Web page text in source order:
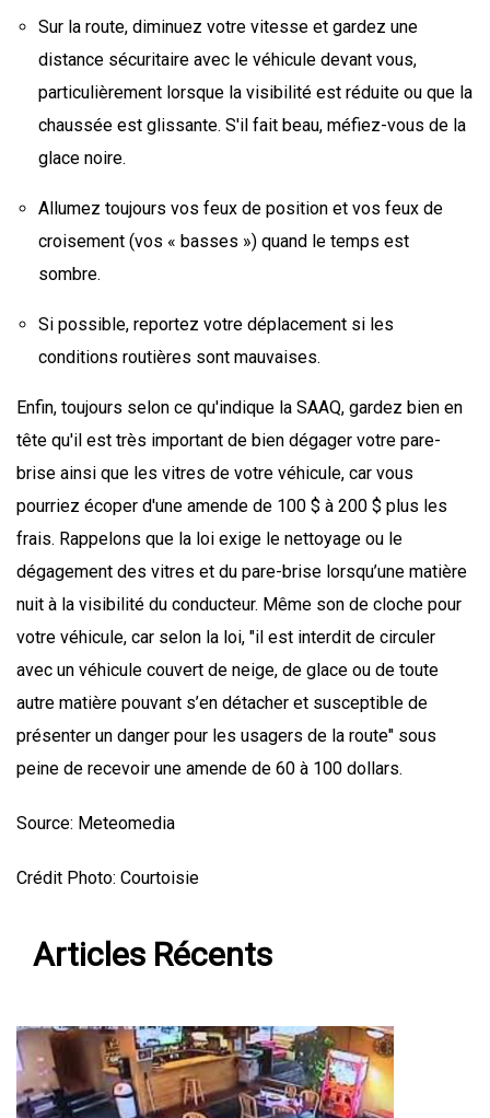
Sur la route, diminuez votre vitesse et gardez une
distance sécuritaire avec le véhicule devant vous,
particulièrement lorsque la visibilité est réduite ou que la
chaussée est glissante. S'il fait beau, méfiez-vous de la
glace noire.
Allumez toujours vos feux de position et vos feux de
croisement (vos « basses ») quand le temps est
sombre.
Si possible, reportez votre déplacement si les
conditions routières sont mauvaises.
Enfin, toujours selon ce qu'indique la SAAQ, gardez bien en
tête qu'il est très important de bien dégager votre pare-
brise ainsi que les vitres de votre véhicule, car vous
pourriez écoper d'une amende de 100 $ à 200 $ plus les
frais. Rappelons que la loi exige le nettoyage ou le
dégagement des vitres et du pare-brise lorsqu’une matière
nuit à la visibilité du conducteur. Même son de cloche pour
votre véhicule, car selon la loi, "il est interdit de circuler
avec un véhicule couvert de neige, de glace ou de toute
autre matière pouvant s’en détacher et susceptible de
présenter un danger pour les usagers de la route" sous
peine de recevoir une amende de 60 à 100 dollars.
Source: Meteomedia
Crédit Photo: Courtoisie
Articles Récents